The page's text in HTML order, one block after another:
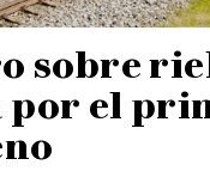
sobre
por el